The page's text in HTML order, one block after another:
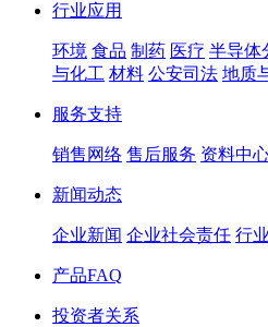
行业应用
环境 食品 制药 医疗 半导体
与化工 材料 公安司法 地质
服务支持
销售网络 售后服务 资料中
新闻动态
企业新闻 企业社会责任 行
产品FAQ
投资者关系